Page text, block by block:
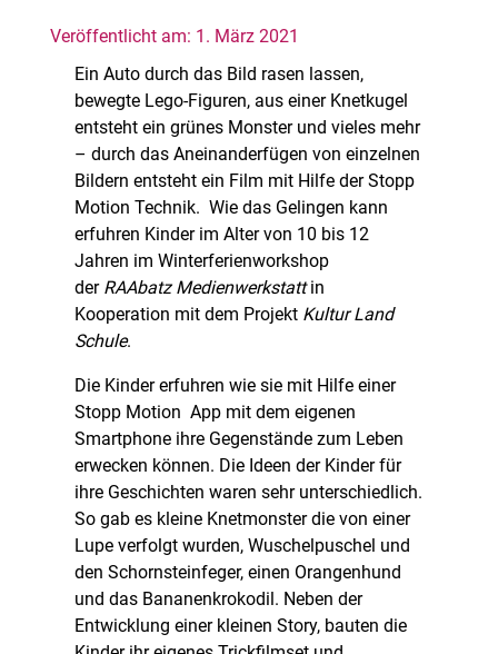
Veröffentlicht am: 1. März 2021
Ein Auto durch das Bild rasen lassen,
bewegte Lego-Figuren, aus einer Knetkugel
entsteht ein grünes Monster und vieles mehr
– durch das Aneinanderfügen von einzelnen
Bildern entsteht ein Film mit Hilfe der Stopp
Motion Technik. Wie das Gelingen kann
erfuhren Kinder im Alter von 10 bis 12
Jahren im Winterferienworkshop
der RAAbatz Medienwerkstattin
Kooperation mit dem Projekt Kultur Land
Schule.
Die Kinder erfuhren wie sie mit Hilfe einer
Stopp Motion App mit dem eigenen
Smartphone ihre Gegenstände zum Leben
erwecken können. Die Ideen der Kinder für
ihre Geschichten waren sehr unterschiedlich.
So gab es kleine Knetmonster die von einer
Lupe verfolgt wurden, Wuschelpuschel und
den Schornsteinfeger, einen Orangenhund
und das Bananenkrokodil. Neben der
Entwicklung einer kleinen Story, bauten die